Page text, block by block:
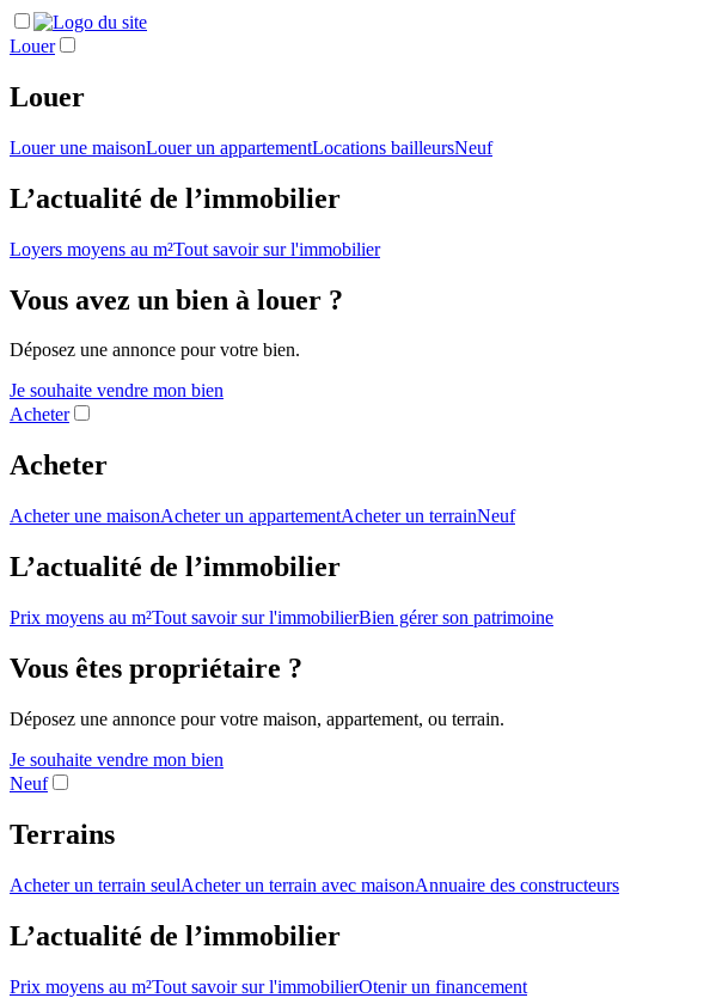
Louer
Louer
Louer une maisonLouer un appartementLocations bailleursNeuf
L’actualité de l’immobilier
Loyers moyens au m²Tout savoir sur l'immobilier
Vous avez un bien à louer ?
Déposez une annonce pour votre bien.
Je souhaite vendre mon bien
Acheter
Acheter
Acheter une maisonAcheter un appartementAcheter un terrainNeuf
L’actualité de l’immobilier
Prix moyens au m²Tout savoir sur l'immobilierBien gérer son patrimoine
Vous êtes propriétaire ?
Déposez une annonce pour votre maison, appartement, ou terrain.
Je souhaite vendre mon bien
Neuf
Terrains
Acheter un terrain seulAcheter un terrain avec maisonAnnuaire des constructeurs
L’actualité de l’immobilier
Prix moyens au m²Tout savoir sur l'immobilierOtenir un financement